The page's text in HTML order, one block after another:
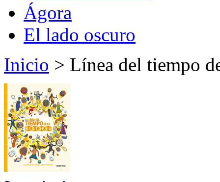
Ágora
El lado oscuro
Inicio > Línea del tiempo